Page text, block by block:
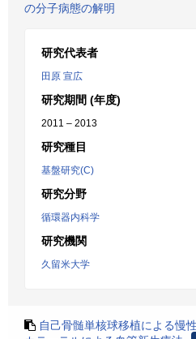
の分子病態の解明
研究代表者
田原 宣広
研究期間 (年度)
2011 – 2013
研究種目
基盤研究(C)
研究分野
循環器内科学
研究機関
久留米大学
自己骨髄単核球移植による慢